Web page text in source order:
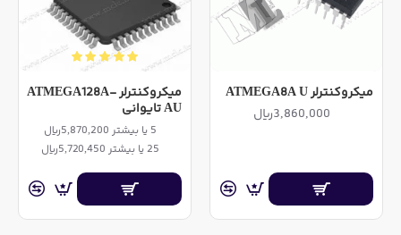
میکروکنترلر ATMEGA8A U
3,860,000ریال
میکروکنترلر ATMEGA128A-
AU تایوانی
5 یا بیشتر 5,870,200ریال
25 یا بیشتر 5,720,450ریال